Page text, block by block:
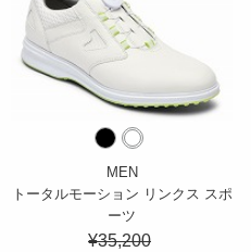
MEN
トータルモーション リンクス スポ
ーツ
¥35,200